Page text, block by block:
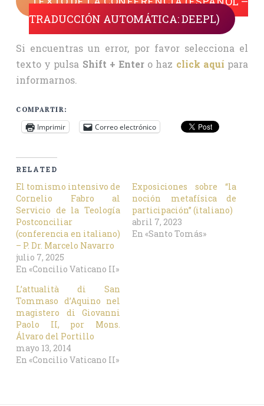
TRADUCCIÓN AUTOMÁTICA: DEEPL)
Si encuentras un error, por favor selecciona el
texto y pulsa Shift + Enter o haz click aquí para
informarnos.
COMPARTIR:
Imprimir Correo electrónico
RELATED
El tomismo intensivo de
Cornelio Fabro al
Servicio de la Teología
Postconciliar
(conferencia en italiano)
– P. Dr. Marcelo Navarro
julio 7, 2025
En «Concilio Vaticano II»
Exposiciones sobre “la
noción metafísica de
participación” (italiano)
abril 7, 2023
En «Santo Tomás»
L’attualità di San
Tommaso d’Aquino nel
magistero di Giovanni
Paolo II, por Mons.
Álvaro del Portillo
mayo 13, 2014
En «Concilio Vaticano II»